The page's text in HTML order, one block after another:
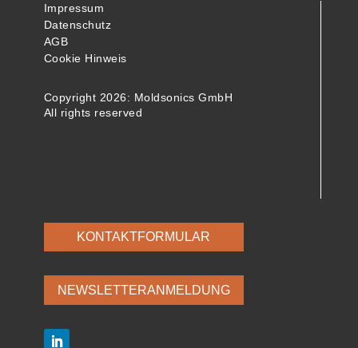
Impressum
Datenschutz
AGB
Cookie Hinweis
Copyright 2026: Moldsonics GmbH
All rights reserved
KONTAKTFORMULAR
NEWSLETTERANMELDUNG